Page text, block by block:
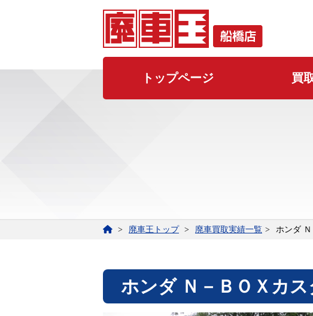
トップページ 買
廃車王トップ 廃車買取実績一覧 ホンダ
ホンダ Ｎ－ＢＯＸカス